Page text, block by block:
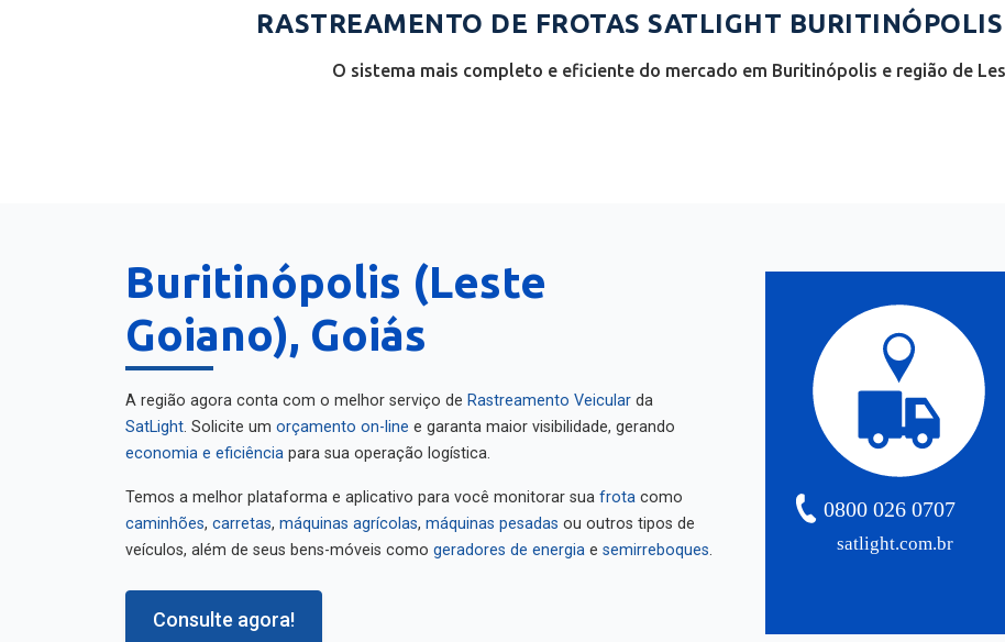
RASTREAMENTO DE FROTAS SATLIGHT
O sistema mais completo e eficiente do mercado em Buritinópolis e região de
Buritinópolis (Leste
Goiano), Goiás
A região agora conta com o melhor serviço de Rastreamento Veicular da
SatLight . Solicite um orçamento on-line e garanta maior visibilidade, gerando
economia e eficiência para sua operação logística.
Temos a melhor plataforma e aplicativo para você monitorar sua frota como
caminhões carretas máquinas agrícolas máquinas pesadas ou outros tipos de
veículos, além de seus bens-móveis como geradores de energia e semirreboques
Consulte agora!
satlight.com.br
0800 026 0707